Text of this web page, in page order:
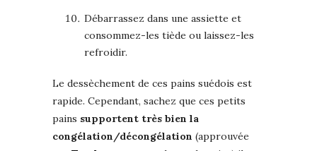
Débarrassez dans une assiette et
consommez-les tiède ou laissez-les
refroidir.
Le dessèchement de ces pains suédois est
rapide. Cependant, sachez que ces petits
pains supportent très bien la
congélation/décongélation (approuvée